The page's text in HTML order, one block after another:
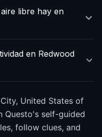
libre hay en
en Redwood
United States of
Questo's self-guided
follow clues, and